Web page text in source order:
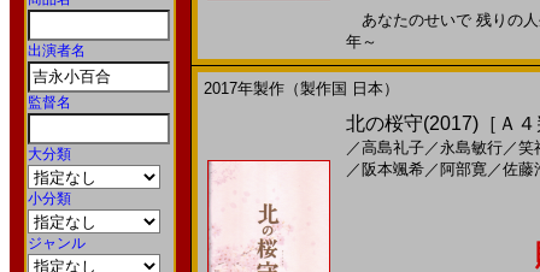
出演者名
監督名
大分類
小分類
ジャンル
あなたのせいで 残りの
年～
2017年製作（製作国 日本）
北の桜守(2017)［Ａ
／高島礼子／永島敏行／笑
／ 阪本颯希／ 阿部寛／佐藤